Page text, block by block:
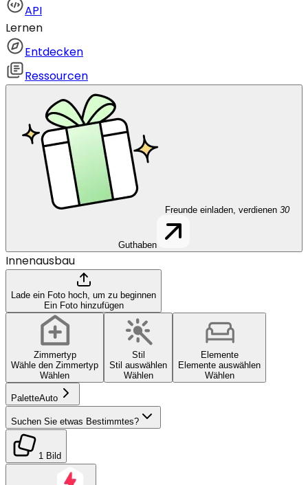
API
Lernen
Entdecken
Ressourcen
Freunde einladen, verdienen 30
Guthaben
Innenausbau
Lade ein Foto hoch, um zu beginnen
Ein Foto hinzufügen
Zimmertyp
Wähle den Zimmertyp
Wählen
Stil
Stil auswählen
Wählen
Elemente
Elemente auswählen
Wählen
PaletteAuto
Suchen Sie etwas Bestimmtes?
1 Bild